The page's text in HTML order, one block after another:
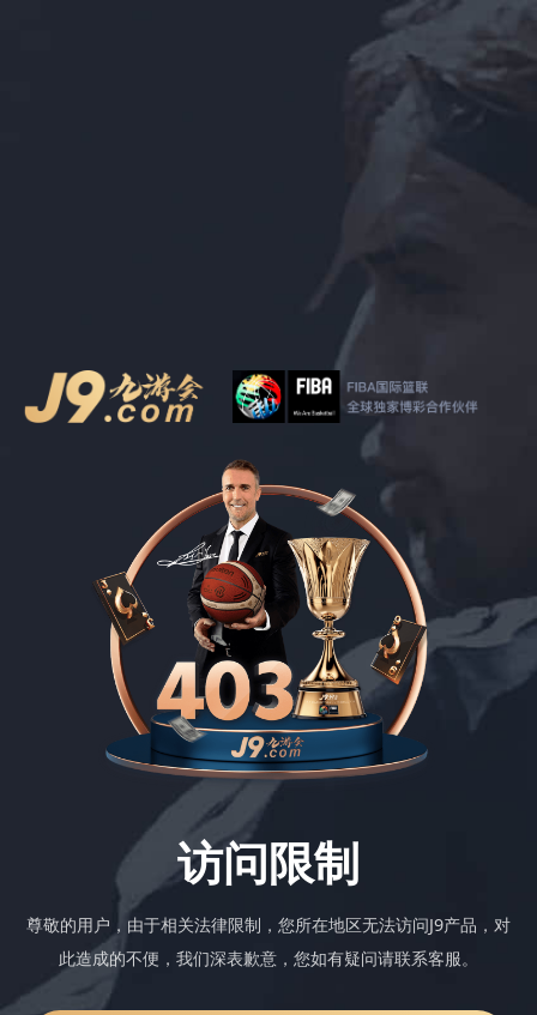
访问限制
尊敬的用户，由于相关法律限制，您所在地区无法访问J9产品，对
此造成的不便，我们深表歉意，您如有疑问请联系客服。